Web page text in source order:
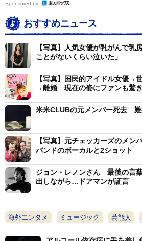
Sponsored by
おすすめニュース
【写真】人気女優が乳がんで
ことがないくらい泣いた」
【写真】国民的アイドル女優→
→離婚 現在の姿にファンも驚き
米米CLUBの元メンバー死去 難
【写真】元チェッカーズのメ
バンドのボーカルと2ショット
ジョン・レノンさん 最後の言
出しながら…ドアマンが証言
海外エンタメ ミュージック 芸能人